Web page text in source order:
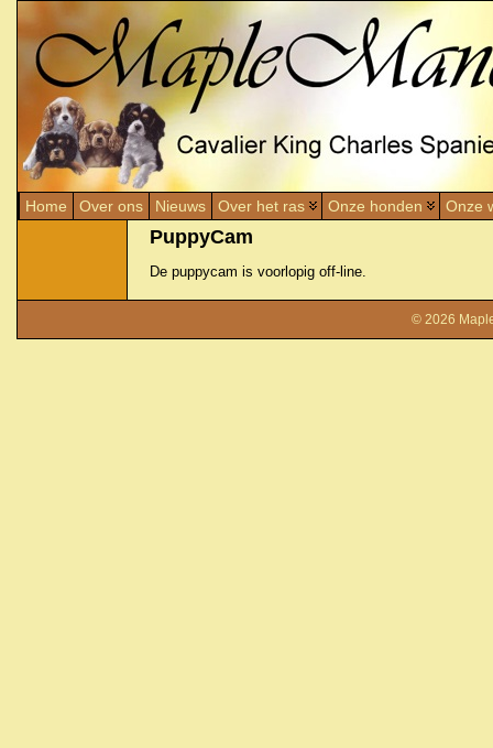
Home Over ons Nieuws Over het ras Onze honden Onze
PuppyCam
De puppycam is voorlopig off-line.
© 2026